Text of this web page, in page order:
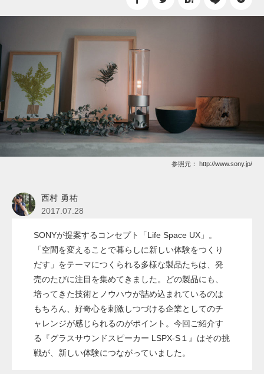
参照元： http://www.sony.jp/
西村 勇祐
2017.07.28
SONYが提案するコンセプト「Life Space UX」。
「空間を変えることで暮らしに新しい体験をつくり
だす」をテーマにつくられる多様な製品たちは、発
売のたびに注目を集めてきました。どの製品にも、
培ってきた技術とノウハウが詰め込まれているのは
もちろん、好奇心を刺激しつづける企業としてのチ
ャレンジが感じられるのがポイント。今回ご紹介す
る『グラスサウンドスピーカー LSPX-S１』はその挑
戦が、新しい体験につながっていました。